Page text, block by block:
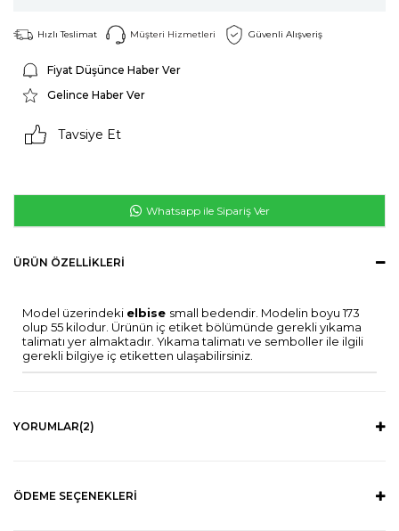
Hızlı Teslimat Müşteri Hizmetleri Güvenli Alışveriş
Fiyat Düşünce Haber Ver
Gelince Haber Ver
Tavsiye Et
Whatsapp ile Sipariş Ver
ÜRÜN ÖZELLIKLERI
Model üzerindeki elbise small bedendir. Modelin boyu 173
olup 55 kilodur. Ürünün iç etiket bölümünde gerekli yıkama
talimatı yer almaktadır. Yıkama talimatı ve semboller ile ilgili
gerekli bilgiye iç etiketten ulaşabilirsiniz.
YORUMLAR(2)
ÖDEME SEÇENEKLERI